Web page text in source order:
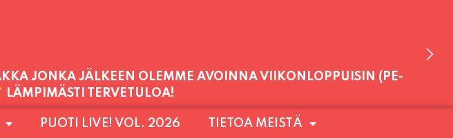
JONKA JÄLKEEN OLEMME AVOINNA VIIKONLOPPUISIN (PE-
LÄMPIMÄSTI TERVETULOA!
- 21:00PUOTI LIVE! VOL. 2026 TIETOA MEISTÄ